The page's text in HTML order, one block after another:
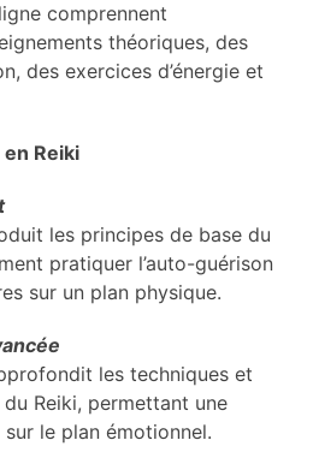
comprennent
théoriques, des
des exercices d’énergie et
Reiki
les principes de base du
pratiquer l’auto-guérison
sur un plan physique.
les techniques et
Reiki, permettant une
le plan émotionnel.